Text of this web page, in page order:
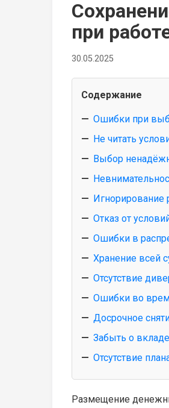
при
30.05.2025
Содержание
Ошибки при
Не читать
Выбор
Отказ от
Ошибки в
Хранение всей
Отсутствие
Ошибки во
Досрочное
Забыть о
Отсутствие
Размещение